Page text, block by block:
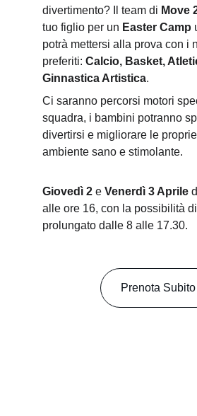
divertimento? Il team di Move
tuo figlio per un Easter Camp
potrà mettersi alla prova con i
preferiti: Calcio, Basket,
Ginnastica Artistica.
Ci saranno percorsi motori
squadra, i bambini potranno
divertirsi e migliorare le
ambiente sano e stimolante.
Giovedì 2 e Venerdì 3 Aprile
alle ore 16, con la possibilità
prolungato dalle 8 alle 17.30.
Prenota Subito